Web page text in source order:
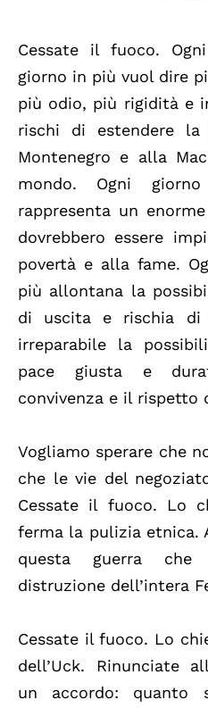
Cessate il fuoco.
giorno in più vuol dire
più odio, più rigidità e
rischi di estendere la
Montenegro e alla
mondo. Ogni
rappresenta un
dovrebbero essere
povertà e alla fame.
più allontana la
di uscita e rischia di
irreparabile la
pace giusta e
convivenza e il rispetto
Vogliamo sperare che
che le vie del
Cessate il fuoco. Lo
ferma la pulizia etnica.
questa guerra
distruzione dell’intera
Cessate il fuoco. Lo
dell’Uck. Rinunciate
un accordo: quanto